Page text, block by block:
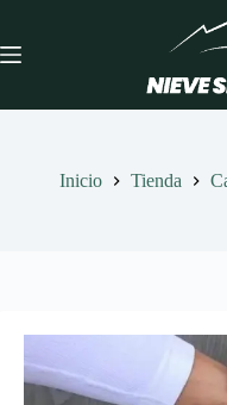
contenido
Inicio Tienda